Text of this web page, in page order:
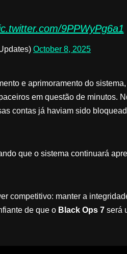
9PPWyPg6a1
October 8, 2025
e aprimoramento do
em questão de minutos.
contas já haviam sido
que o sistema continuará
competitivo: manter a
de que o Black Ops 7será